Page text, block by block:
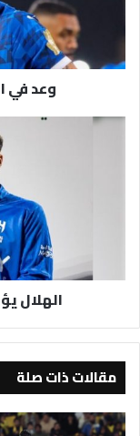
ميتروفيتش
وعد في
الهلال
الهلال
مقالات ذات صلة